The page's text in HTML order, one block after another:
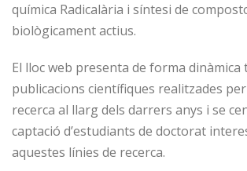
química Radicalària i síntesi de
biològicament actius.
El lloc web presenta de forma dinàmica
publicacions científiques realitzades per
recerca al llarg dels darrers anys i se
captació d’estudiants de doctorat
aquestes línies de recerca.